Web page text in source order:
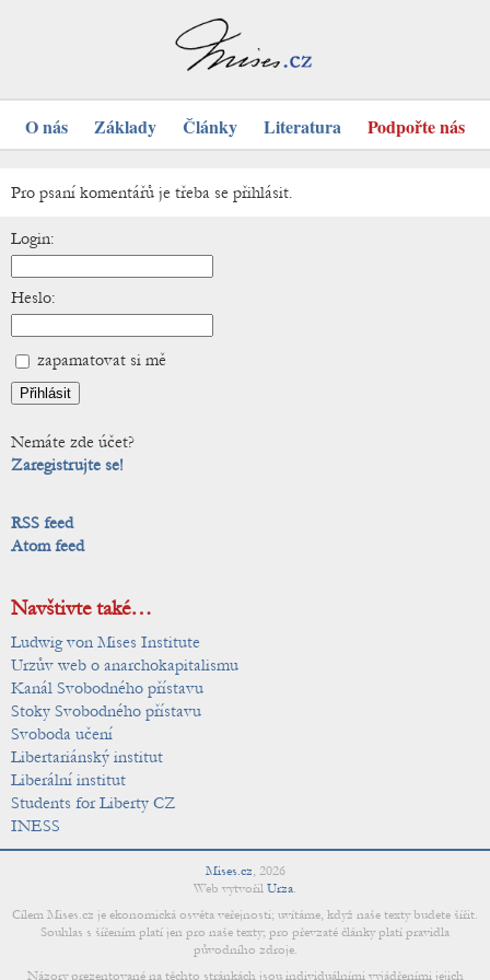
O nás Základy Články Literatura Podpořte nás
Pro psaní komentářů je třeba se přihlásit.
Login:
Heslo:
zapamatovat si mě
Nemáte zde účet?
Zaregistrujte se!
RSS feed
Atom feed
Navštivte také…
Ludwig von Mises Institute
Urzův web o anarchokapitalismu
Kanál Svobodného přístavu
Stoky Svobodného přístavu
Svoboda učení
Libertariánský institut
Liberální institut
Students for Liberty CZ
INESS
Mises.cz, 2026
Web vytvořil Urza.
Cílem Mises.cz je ekonomická osvěta veřejnosti; uvítáme, když naše texty budete šířit.
Souhlas s šířením platí jen pro naše texty; pro převzaté články platí pravidla
původního zdroje.
Názory prezentované na těchto stránkách jsou individuálními vyjádřeními jejich